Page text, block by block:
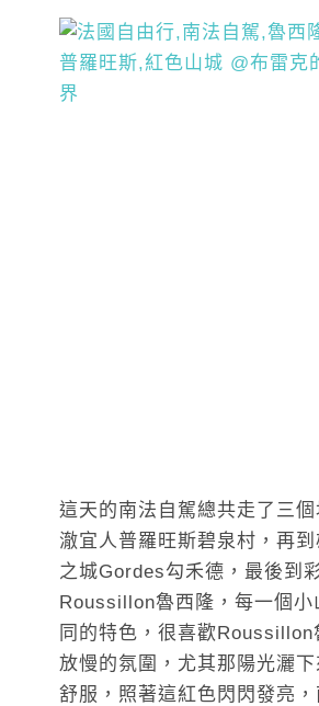
這天的南法自駕總共走了三
澈宜人普羅旺斯碧泉村，再
之城Gordes勾禾德，最後到
Roussillon魯西隆，每一個小
同的特色，很喜歡Roussillon
放慢的氛圍，尤其那陽光灑
舒服，照著這紅色閃閃發亮